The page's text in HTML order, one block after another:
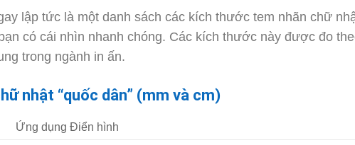
lập tức là một danh sách các kích thước tem nhãn chữ
có cái nhìn nhanh chóng. Các kích thước này được đo
trong ngành in ấn.
nhật “quốc dân” (mm và cm)
Ứng dụng Điển hình